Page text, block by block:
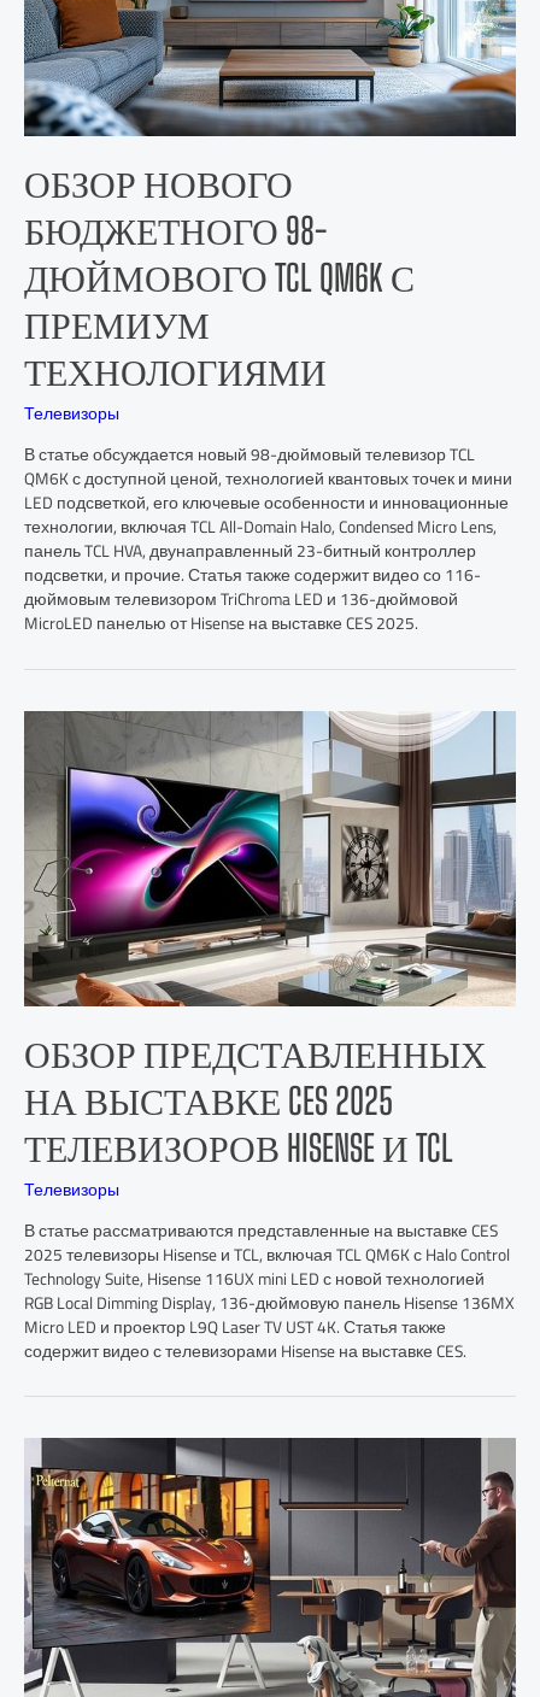
ОБЗОР НОВОГО
БЮДЖЕТНОГО 98-
ДЮЙМОВОГО TCL QM6K С
ПРЕМИУМ
ТЕХНОЛОГИЯМИ
Телевизоры
В статье обсуждается новый 98-дюймовый телевизор TCL
QM6K с доступной ценой, технологией квантовых точек и мини
LED подсветкой, его ключевые особенности и инновационные
технологии, включая TCL All-Domain Halo, Condensed Micro Lens,
панель TCL HVA, двунаправленный 23-битный контроллер
подсветки, и прочие. Статья также содержит видео со 116-
дюймовым телевизором TriChroma LED и 136-дюймовой
MicroLED панелью от Hisense на выставке CES 2025.
ОБЗОР ПРЕДСТАВЛЕННЫХ
НА ВЫСТАВКЕ CES 2025
ТЕЛЕВИЗОРОВ HISENSE И TCL
Телевизоры
В статье рассматриваются представленные на выставке CES
2025 телевизоры Hisense и TCL, включая TCL QM6K с Halo Control
Technology Suite, Hisense 116UX mini LED с новой технологией
RGB Local Dimming Display, 136-дюймовую панель Hisense 136MX
Micro LED и проектор L9Q Laser TV UST 4K. Статья также
содержит видео с телевизорами Hisense на выставке CES.